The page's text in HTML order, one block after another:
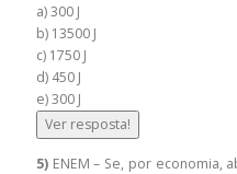
a) 300 J
b) 13500 J
c) 1750 J
d) 450 J
e) 300 J
Ver resposta!
5) ENEM – Se, por economia,